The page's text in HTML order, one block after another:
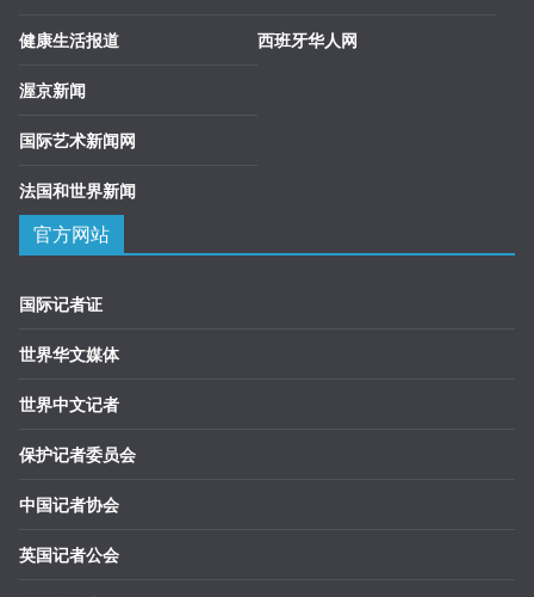
健康生活报道
渥京新闻
国际艺术新闻网
法国和世界新闻
西班牙华人网
官方网站
国际记者证
世界华文媒体
世界中文记者
保护记者委员会
中国记者协会
英国记者公会